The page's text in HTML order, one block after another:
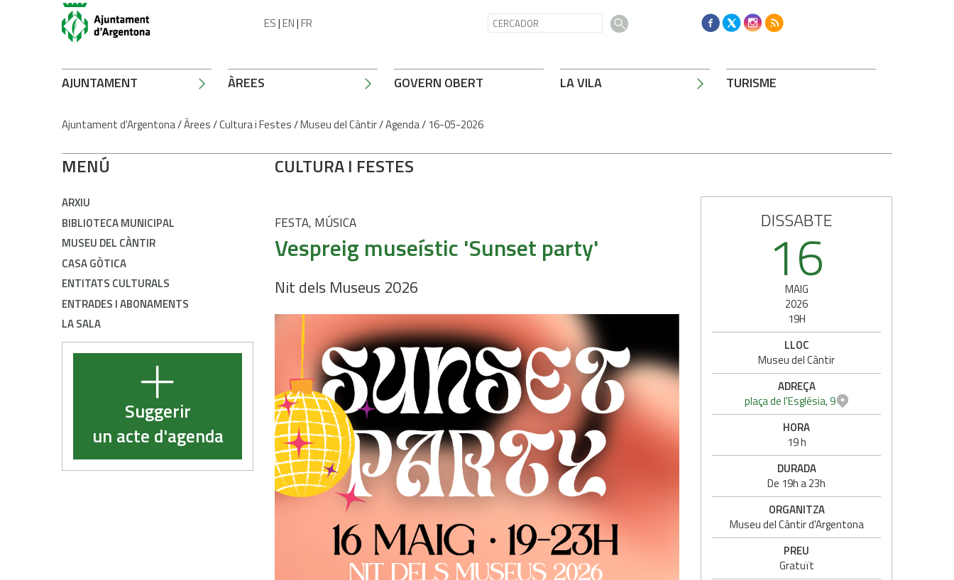
ES|EN|FR
AJUNTAMENT ÀREES GOVERN OBERT LA VILA TURISME
Ajuntament d'Argentona/Àrees/Cultura i Festes/Museu del Càntir/Agenda/ 16-05-2026
MENÚ
ARXIU
BIBLIOTECA MUNICIPAL
MUSEU DEL CÀNTIR
CASA GÒTICA
ENTITATS CULTURALS
ENTRADES I ABONAMENTS
LA SALA
Suggerir
un acte d'agenda
CULTURA I FESTES
FESTA, MÚSICA
Vespreig museístic 'Sunset party'
Nit dels Museus 2026
DISSABTE
16
MAIG
2026
19H
LLOC
Museu del Càntir
ADREÇA
plaça de l'Església, 9
HORA
19 h
DURADA
De 19h a 23h
ORGANITZA
Museu del Càntir d'Argentona
PREU
Gratuït